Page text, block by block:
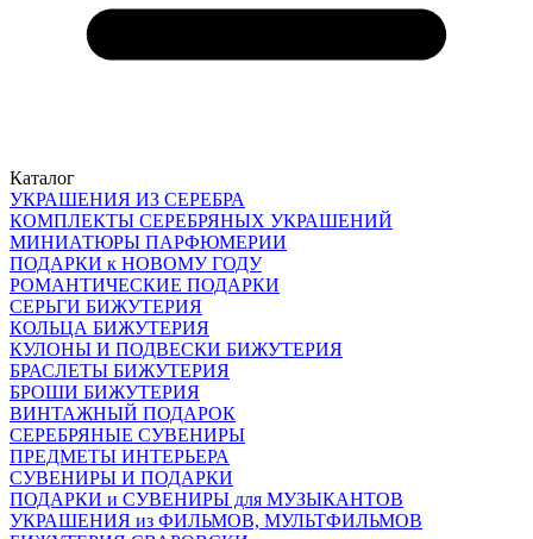
Каталог
УКРАШЕНИЯ ИЗ СЕРЕБРА
КОМПЛЕКТЫ СЕРЕБРЯНЫХ УКРАШЕНИЙ
МИНИАТЮРЫ ПАРФЮМЕРИИ
ПОДАРКИ к НОВОМУ ГОДУ
РОМАНТИЧЕСКИЕ ПОДАРКИ
СЕРЬГИ БИЖУТЕРИЯ
КОЛЬЦА БИЖУТЕРИЯ
КУЛОНЫ И ПОДВЕСКИ БИЖУТЕРИЯ
БРАСЛЕТЫ БИЖУТЕРИЯ
БРОШИ БИЖУТЕРИЯ
ВИНТАЖНЫЙ ПОДАРОК
СЕРЕБРЯНЫЕ СУВЕНИРЫ
ПРЕДМЕТЫ ИНТЕРЬЕРА
СУВЕНИРЫ И ПОДАРКИ
ПОДАРКИ и СУВЕНИРЫ для МУЗЫКАНТОВ
УКРАШЕНИЯ из ФИЛЬМОВ, МУЛЬТФИЛЬМОВ